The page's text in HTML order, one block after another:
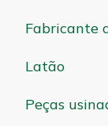
Fabricante
Latão
Peças